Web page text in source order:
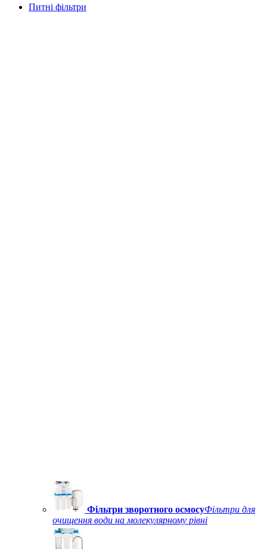
Питні фільтри
Фільтри зворотного осмосуФільтри для
очищення води на молекулярному рівні